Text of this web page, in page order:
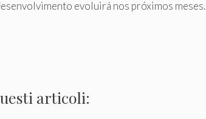
evoluirá nos próximos meses.
articoli: